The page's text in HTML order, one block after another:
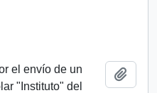
el envío de un
"Instituto" del